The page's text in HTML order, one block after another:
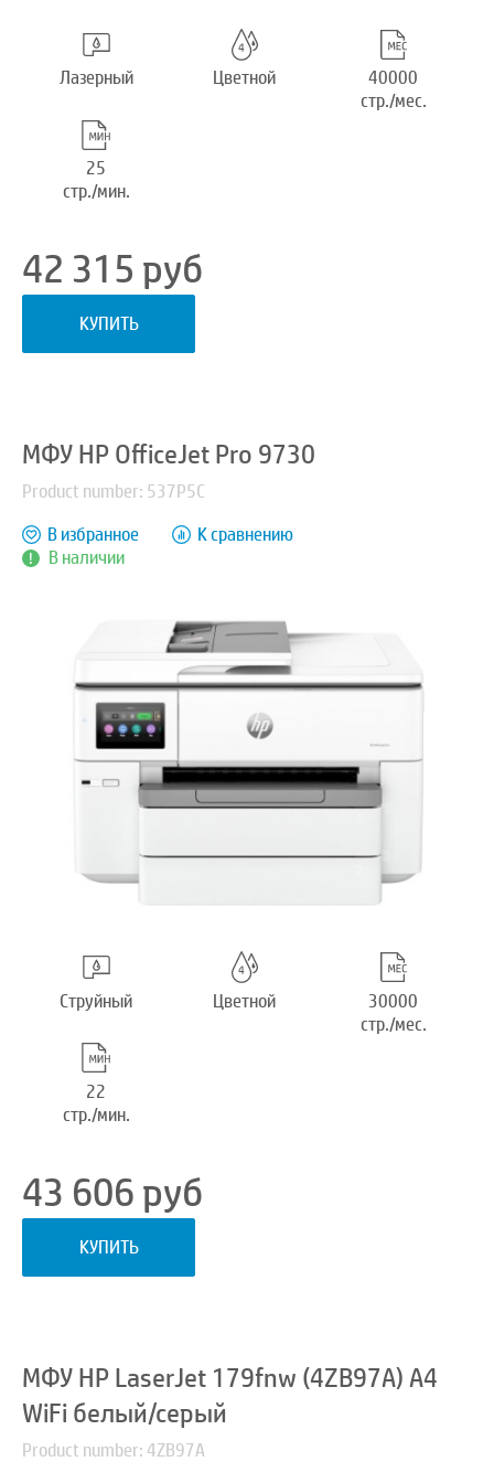
Лазерный Цветной
40000
стр./мес.
25
стр./мин.
42 315 руб
КУПИТЬ
МФУ HP OfficeJet Pro 9730
Product number: 537P5C
В наличии
В избранное К сравнению
Струйный Цветной
30000
стр./мес.
22
стр./мин.
43 606руб
КУПИТЬ
МФУ HP LaserJet 179fnw (4ZB97A) A4
WiFi белый/серый
Product number: 4ZB97A